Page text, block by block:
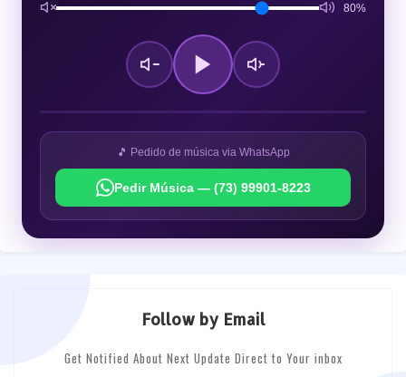
80%
🎵 Pedido de música via WhatsApp
Pedir Música — (73) 99901-8223
Follow by Email
Get Notified About Next Update Direct to Your inbox